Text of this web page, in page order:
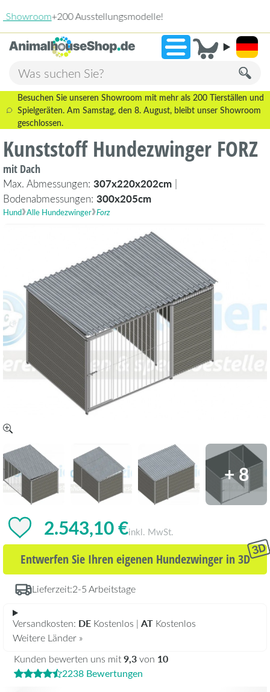
»2.238
Besuchen Sie unseren Showroom mit mehr als 200 Tierställen und
Spielgeräten. Am Samstag, den 8. August, bleibt unser Showroom
geschlossen.
Kunststoff Hundezwinger FORZ
mit Dach
Max. Abmessungen: 307x220x202cm |
Bodenabmessungen: 300x205cm
Hund Alle Hundezwinger Forz
+ 8
2.543,10 €inkl. MwSt.
Entwerfen Sie Ihren eigenen Hundezwinger in 3D
Lieferzeit:2-5 Arbeitstage
Versandkosten: DE Kostenlos | AT Kostenlos
Weitere Länder »
Kunden bewerten uns mit9,3von 10
2238 Bewertungen